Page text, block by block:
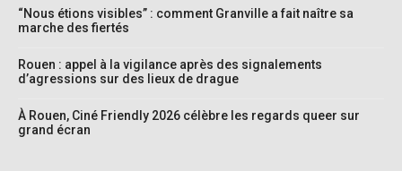
“Nous étions visibles” : comment Granville a fait naître sa
marche des fiertés
Rouen : appel à la vigilance après des signalements
d’agressions sur des lieux de drague
À Rouen, Ciné Friendly 2026 célèbre les regards queer sur
grand écran